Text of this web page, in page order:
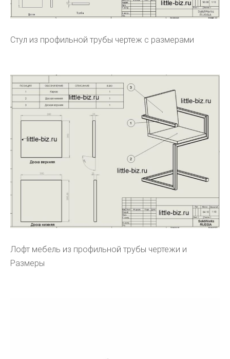
Стул из профильной трубы чертеж с размерами
Лофт мебель из профильной трубы чертежи и
Размеры